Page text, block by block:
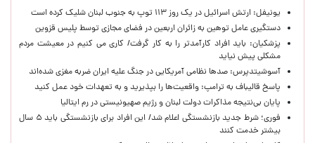
یونیفل: ارتش اسرائیل در یک روز ۱۱۳ توپ به جنوب لبنان شلیک کرده است
دستگیری عامل توهین به زائران اربعین در فضای مجازی توسط پلیس قزوین
پزشکیان: باید افراد کارآمدتر را به کار گرفت/ کاری می کنیم در معیشت مردم
مشکلی پیش نیاید
آسوشیتدپرس: صدها نظامی آمریکایی در جنگ علیه ایران ضربه مغزی شده‌اند
پاسخ قالیباف به ترامپ: واقعیت‌ها را بپذیرید و به تعهدات خود عمل کنید
پایان بی‌نتیجه مذاکرات دولت لبنان و رژیم صهیونیستی در رم ایتالیا
فوری؛ شرط جدید بازنشستگی اعلام شد/ این افراد برای بازنشستگی باید ۵ سال
بیشتر خدمت کنند